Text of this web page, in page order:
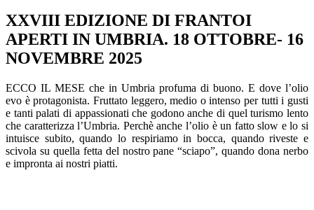
XXVIII EDIZIONE DI FRANTOI
APERTI IN UMBRIA. 18 OTTOBRE- 16
NOVEMBRE 2025
ECCO IL MESE che in Umbria profuma di buono. E dove l’olio
evo è protagonista. Fruttato leggero, medio o intenso per tutti i gusti
e tanti palati di appassionati che godono anche di quel turismo lento
che caratterizza l’Umbria. Perchè anche l’olio è un fatto slow e lo si
intuisce subito, quando lo respiriamo in bocca, quando riveste e
scivola su quella fetta del nostro pane “sciapo”, quando dona nerbo
e impronta ai nostri piatti.